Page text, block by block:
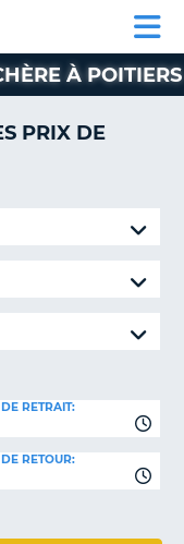
À POITIERS
PRIX DE
RETRAIT:
RETOUR: